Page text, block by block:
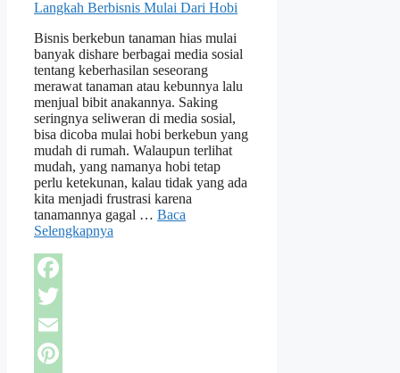
Bisnis berkebun tanaman hias mulai
banyak dishare berbagai media sosial
tentang keberhasilan seseorang
merawat tanaman atau kebunnya lalu
menjual bibit anakannya. Saking
seringnya seliweran di media sosial,
bisa dicoba mulai hobi berkebun yang
mudah di rumah. Walaupun terlihat
mudah, yang namanya hobi tetap
perlu ketekunan, kalau tidak yang ada
kita menjadi frustrasi karena
tanamannya gagal … Baca
Selengkapnya
Facebook
Twitter
Email